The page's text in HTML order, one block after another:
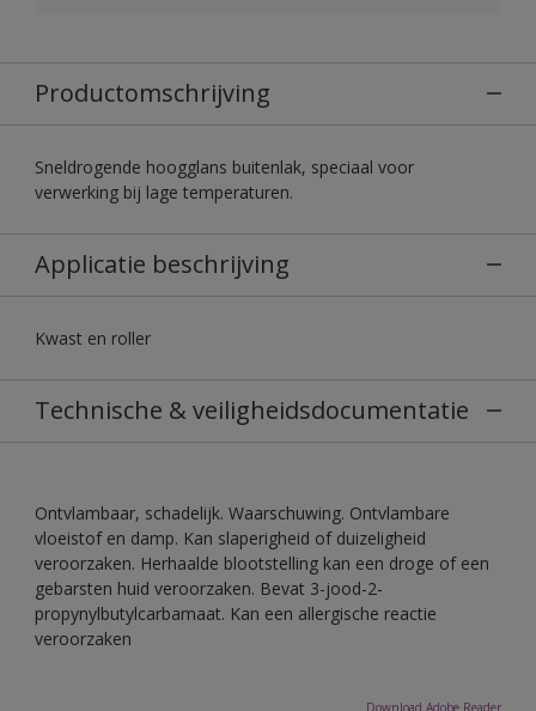
Productomschrijving
Sneldrogende hoogglans buitenlak, speciaal voor
verwerking bij lage temperaturen.
Applicatie beschrijving
Kwast en roller
Technische & veiligheidsdocumentatie
Ontvlambaar, schadelijk. Waarschuwing. Ontvlambare
vloeistof en damp. Kan slaperigheid of duizeligheid
veroorzaken. Herhaalde blootstelling kan een droge of een
gebarsten huid veroorzaken. Bevat 3-jood-2-
propynylbutylcarbamaat. Kan een allergische reactie
veroorzaken
Download Adobe Reader